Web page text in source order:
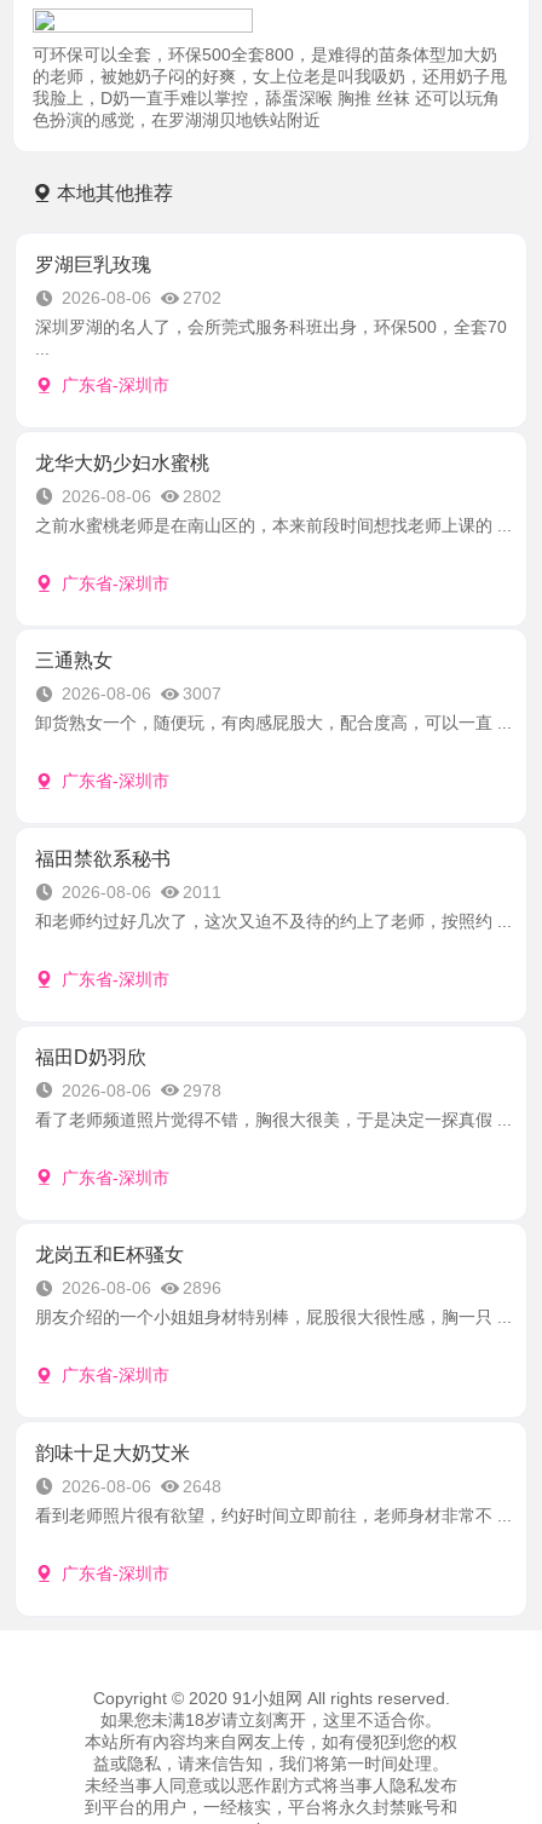
可环保可以全套，环保500全套800，是难得的苗条体型加大奶
的老师，被她奶子闷的好爽，女上位老是叫我吸奶，还用奶子甩
我脸上，D奶一直手难以掌控，舔蛋深喉 胸推 丝袜 还可以玩角
色扮演的感觉，在罗湖湖贝地铁站附近
本地其他推荐
罗湖巨乳玫瑰
2026-08-06
2702
深圳罗湖的名人了，会所莞式服务科班出身，环保500，全套70
...
广东省-深圳市
龙华大奶少妇水蜜桃
2026-08-06
2802
之前水蜜桃老师是在南山区的，本来前段时间想找老师上课的 ...
广东省-深圳市
三通熟女
2026-08-06
3007
卸货熟女一个，随便玩，有肉感屁股大，配合度高，可以一直 ...
广东省-深圳市
福田禁欲系秘书
2026-08-06
2011
和老师约过好几次了，这次又迫不及待的约上了老师，按照约 ...
广东省-深圳市
福田D奶羽欣
2026-08-06
2978
看了老师频道照片觉得不错，胸很大很美，于是决定一探真假 ...
广东省-深圳市
龙岗五和E杯骚女
2026-08-06
2896
朋友介绍的一个小姐姐身材特别棒，屁股很大很性感，胸一只 ...
广东省-深圳市
韵味十足大奶艾米
2026-08-06
2648
看到老师照片很有欲望，约好时间立即前往，老师身材非常不 ...
广东省-深圳市
Copyright © 2020 91小姐网 All rights reserved.
如果您未满18岁请立刻离开，这里不适合你。
本站所有內容均来自网友上传，如有侵犯到您的权
益或隐私，请来信告知，我们将第一时间处理。
未经当事人同意或以恶作剧方式将当事人隐私发布
到平台的用户，一经核实，平台将永久封禁账号和